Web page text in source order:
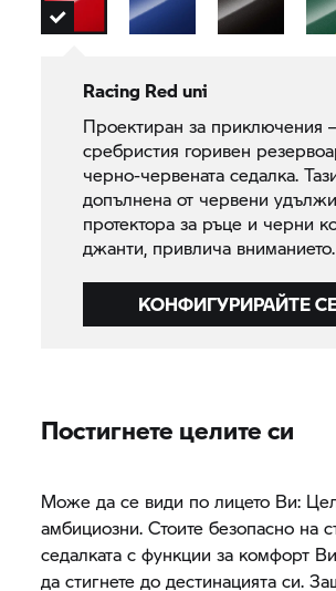
Racing Red uni
Проектиран за приключения
сребристия горивен
черно-червената седалка.
допълнена от червени
протектора за ръце и черни
джанти, привлича вниманието.
КОНФИГУРИРАЙТЕ
Постигнете целите си
Може да се види по лицето Ви:
амбициозни. Стоите безопасно на
седалката с функции за комфорт
да стигнете до дестинацията си.